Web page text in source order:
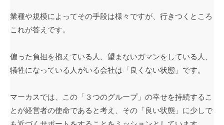
業種や規模によってその手段は様々ですが、行きつくところ
これが答えです。
偏った負担を抱えている人、望まないガマンをしている人、
犠牲になっている人がいる会社は「良くない状態」です。
マーカスでは、この「３つのグループ」の幸せを持続するこ
とが経営者の使命であると考え、その「良い状態」に少しで